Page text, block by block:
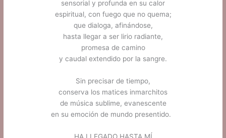
sensorial y profunda en su calor
espiritual, con fuego que no quema;
que dialoga, afinándose,
hasta llegar a ser lirio radiante,
promesa de camino
y caudal extendido por la sangre.
Sin precisar de tiempo,
conserva los matices inmarchitos
de música sublime, evanescente
en su emoción de mundo presentido.
HA LLEGADO HASTA MÍ